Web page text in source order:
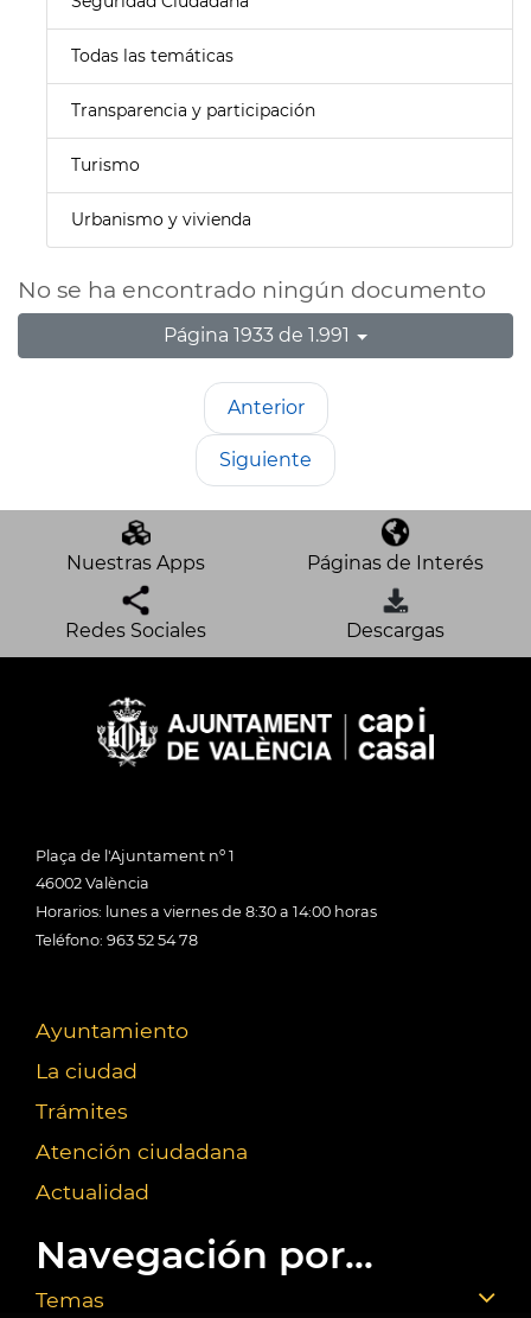
Todas las temáticas
Transparencia y participación
Turismo
Urbanismo y vivienda
No se ha encontrado ningún documento
Página 1933 de 1.991
Anterior
Siguiente
Nuestras Apps Páginas de Interés
Redes Sociales Descargas
Plaça de l'Ajuntament nº 1
46002 València
Horarios: lunes a viernes de 8:30 a 14:00 horas
Teléfono: 963 52 54 78
Ayuntamiento
La ciudad
Trámites
Atención ciudadana
Actualidad
Navegación por...
Temas